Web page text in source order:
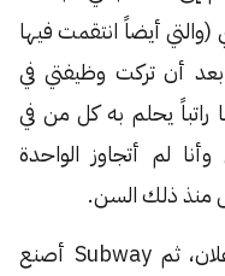
(والتي أيضاً انتقمت فيها
أن تركت وظيفتي في
راتباً يحلم به كل من في
بقليل الـ ٦،٥٠٠ ريال وأنا لم أتجاوز الواحدة
منذ ذلك السن.
مررت على Full Stop للدعاية والإعلان، ثم Subway أصنع